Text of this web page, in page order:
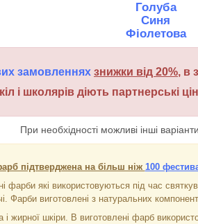
Голуба
Синя
Фіолетова
замовленнях знижки від 20%, в
і школярів діють партнерські
При необхідності можливі інші
підтверджена на більш ніж 100
фарби які використовуються під час
Фарби виготовлені з натуральних
жирної шкіри. В виготовлені фарб